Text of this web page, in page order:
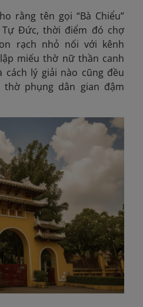
rằng tên gọi “Bà Chiểu”
Đức, thời điểm đó chợ
rạch nhỏ nối với kênh
miếu thờ nữ thần canh
cách lý giải nào cũng đều
phụng dân gian đậm